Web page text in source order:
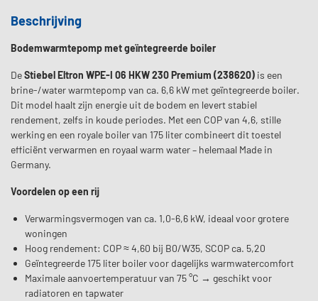
Beschrijving
Bodemwarmtepomp met geïntegreerde boiler
DeStiebel Eltron WPE-I 06 HKW 230 Premium (238620) is een
brine-/water warmtepomp van ca. 6,6 kW met geïntegreerde boiler.
Dit model haalt zijn energie uit de bodem en levert stabiel
rendement, zelfs in koude periodes. Met een COP van 4,6, stille
werking en een royale boiler van 175 liter combineert dit toestel
efficiënt verwarmen en royaal warm water – helemaal Made in
Germany.
Voordelen op een rij
Verwarmingsvermogen van ca. 1,0-6,6 kW, ideaal voor grotere
woningen
Hoog rendement: COP ≈ 4,60 bij B0/W35, SCOP ca. 5,20
Geïntegreerde 175 liter boiler voor dagelijks warmwatercomfort
Maximale aanvoertemperatuur van 75 °C → geschikt voor
radiatoren en tapwater